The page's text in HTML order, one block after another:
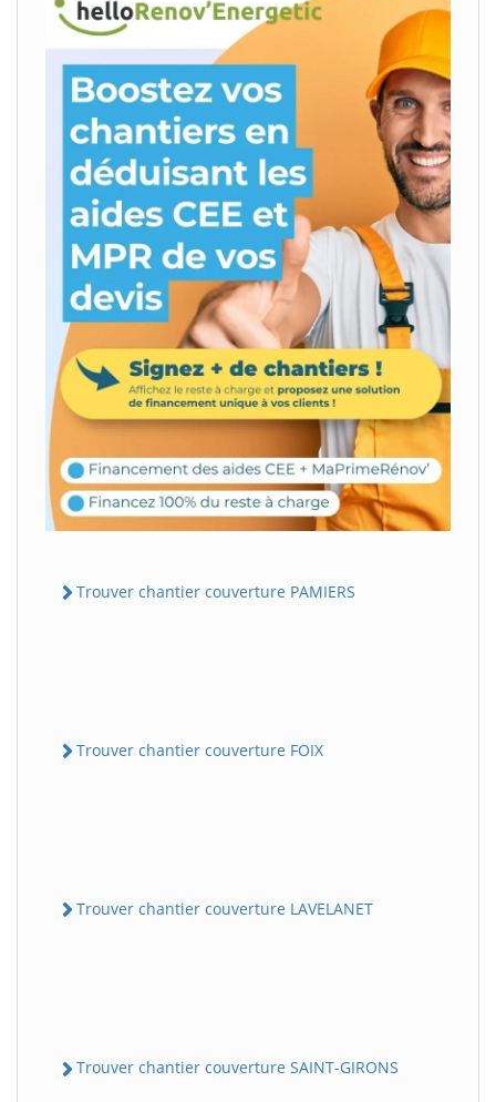
Trouver chantier couverture PAMIERS
Trouver chantier couverture FOIX
Trouver chantier couverture LAVELANET
Trouver chantier couverture SAINT-GIRONS